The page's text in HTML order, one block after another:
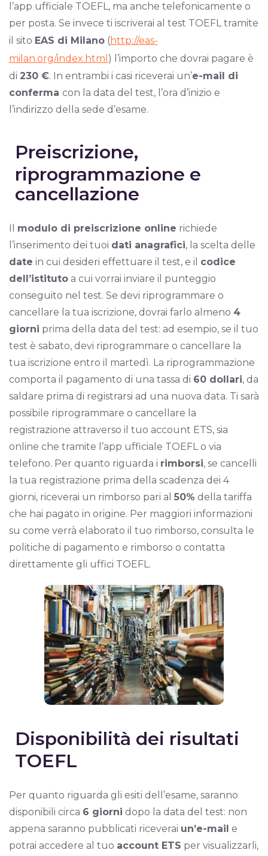
l’app ufficiale TOEFL, ma anche telefonicamente o
per posta. Se invece ti iscriverai al test TOEFL tramite
il sito EAS di Milano(http://eas-
milan.org/index.html ) l’importo che dovrai pagare è
di 230 €. In entrambi i casi riceverai un’e-mail di
conferma con la data del test, l’ora d’inizio e
l’indirizzo della sede d’esame.
Preiscrizione,
riprogrammazione e
cancellazione
Il modulo di preiscrizione online richiede
l’inserimento dei tuoi dati anagrafici, la scelta delle
date in cui desideri effettuare il test, e il codice
dell’istitutoa cui vorrai inviare il punteggio
conseguito nel test. Se devi riprogrammare o
cancellare la tua iscrizione, dovrai farlo almeno 4
giorni prima della data del test: ad esempio, se il tuo
test è sabato, devi riprogrammare o cancellare la
tua iscrizione entro il martedì. La riprogrammazione
comporta il pagamento di una tassa di 60 dollari, da
saldare prima di registrarsi ad una nuova data. Ti sarà
possibile riprogrammare o cancellare la
registrazione attraverso il tuo account ETS, sia
online che tramite l’app ufficiale TOEFL o via
telefono. Per quanto riguarda i rimborsi, se cancelli
la tua registrazione prima della scadenza dei 4
giorni, riceverai un rimborso pari al 50% della tariffa
che hai pagato in origine. Per maggiori informazioni
su come verrà elaborato il tuo rimborso, consulta le
politiche di pagamento e rimborso o contatta
direttamente gli uffici TOEFL.
Disponibilità dei risultati
TOEFL
Per quanto riguarda gli esiti dell’esame, saranno
disponibili circa 6 giorni dopo la data del test: non
appena saranno pubblicati riceverai un’e-mail e
potrai accedere al tuo account ETS per visualizzarli,